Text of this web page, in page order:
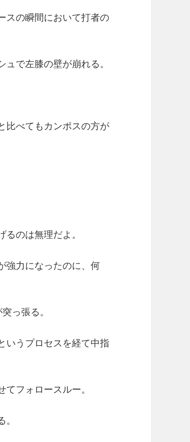
スの瞬間において打者の
で左膝の壁が崩れる。
比べてもカンポスの方が
のは無理だよ。
強力になったのに、何
っ張る。
いうプロセスを経て中指
フォロースルー。